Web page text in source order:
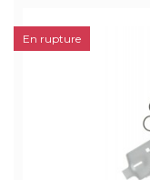
En rupture